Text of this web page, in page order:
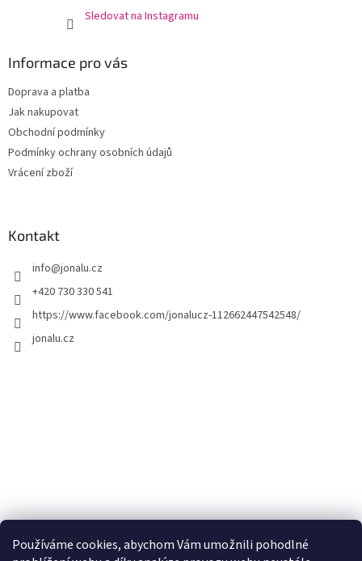
Používáme cookies, abychom Vám umožnili pohodlné
Sledovat na Instagramu
Informace pro vás
Doprava a platba
Jak nakupovat
Obchodní podmínky
Podmínky ochrany osobních údajů
Vrácení zboží
Kontakt
info@jonalu.cz
+420 730 330 541
https://www.facebook.com/jonalucz-112662447542548/
jonalu.cz